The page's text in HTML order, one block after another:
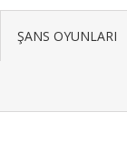
ŞANS OYUNLARI